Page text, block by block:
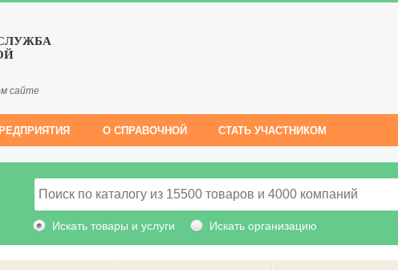
сайте
О СПРАВОЧНОЙ СТАТЬ УЧАСТНИКОМ
Искать товары и услуги Искать организацию